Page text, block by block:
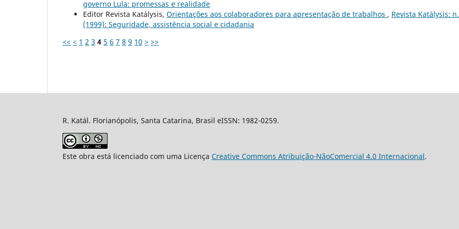
governo Lula: promessas e realidade
Editor Revista Katálysis, Orientações aos colaboradores para apresentação de trabalhos , Revista Katálysis:
(1999): Seguridade, assistência social e cidadania
<< < 1 2 3 4 5 6 7 8 9 10 > >>
R. Katál. Florianópolis, Santa Catarina, Brasil eISSN: 1982-0259.
Este obra está licenciado com uma Licença Creative Commons Atribuição-NãoComercial 4.0 Internacional.